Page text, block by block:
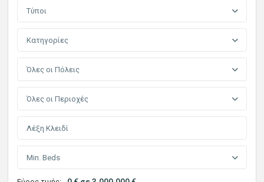
Τύποι
Κατηγορίες
Όλες οι Πόλεις
Όλες οι Περιοχές
Min. Beds